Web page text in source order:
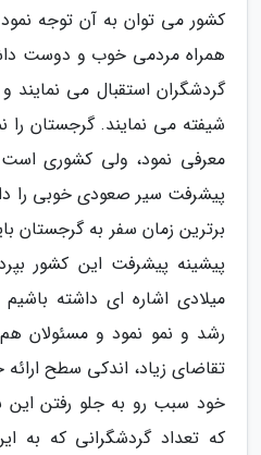
کشور می توان به آن توجه
همراه مردمی خوب و دوست
گردشگران استقبال می
شیفته می نمایند. گرجستان
معرفی نمود، ولی کشوری
پیشرفت سیر صعودی خوبی را
برترین زمان سفر به گرجستان
میلادی اشاره ای داشته
رشد و نمو نمود و مسئولان
تقاضای زیاد، اندکی سطح ارائه
خود سبب رو به جلو رفتن این
که تعداد گردشگرانی که به